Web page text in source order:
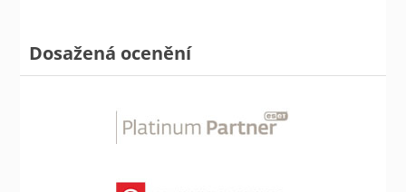
Dosažená ocenění